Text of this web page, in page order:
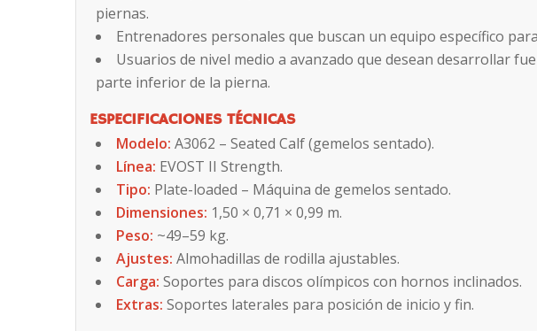
piernas.
Entrenadores personales que buscan un equipo específico
Usuarios de nivel medio a avanzado que desean desarrollar
parte inferior de la pierna.
ESPECIFICACIONES TÉCNICAS
Modelo: A3062 – Seated Calf (gemelos sentado).
Línea: EVOST II Strength.
Tipo: Plate-loaded – Máquina de gemelos sentado.
Dimensiones: 1,50 × 0,71 × 0,99 m.
Peso: ~49–59 kg.
Ajustes: Almohadillas de rodilla ajustables.
Carga: Soportes para discos olímpicos con hornos inclinados.
Extras: Soportes laterales para posición de inicio y fin.